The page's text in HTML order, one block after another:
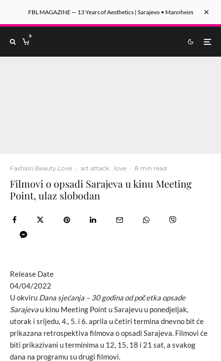
FBL MAGAZINE — 13 Years of Aesthetics | Sarajevo • Mannheim
0
Fashion.Beauty.Love · art attack love · 8 min read
Filmovi o opsadi Sarajeva u kinu Meeting
Point, ulaz slobodan
Release Date
04/04/2022
U okviru Dana sjećanja – 30 godina od početka opsade
Sarajeva u kinu Meeting Point u Sarajevu u ponedjeljak,
utorak i srijedu, 4., 5. i 6. aprila u četiri termina dnevno bit će
prikazana retrospektiva filmova o opsadi Sarajeva. Filmovi će
biti prikazivani u terminima u 12, 15, 18 i 21 sat, a svakog
dana na programu su drugi filmovi.